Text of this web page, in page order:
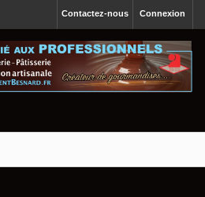
Connexion
Contactez-nous